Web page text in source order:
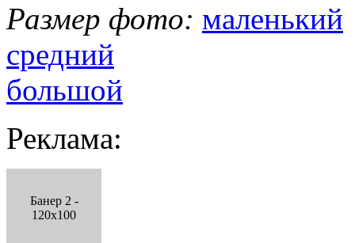
Размер фото: маленький
средний
большой
Реклама:
Банер 2 -
120x100